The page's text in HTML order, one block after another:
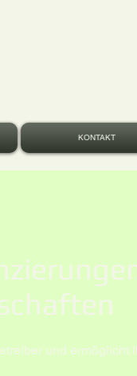
KONTAKT
und ermöglicht